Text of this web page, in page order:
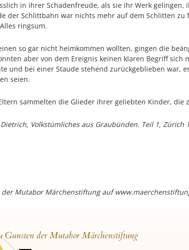
in ihrer Schadenfreude, als sie ihr Werk
der Schlittbahn war nichts mehr auf dem Schlitten
ringsum.
so gar nicht heimkommen wollten, gingen die
aber von dem Ereignis keinen klaren Begriff
und bei einer Staude stehend zurückgeblieben war,
seien.
sammelten die Glieder ihrer geliebten Kinder, die
Volkstümliches aus Graubünden. Teil 1, Zürich
der Mutabor Märchenstiftung auf
Gunsten der Mutabor Märchenstiftung